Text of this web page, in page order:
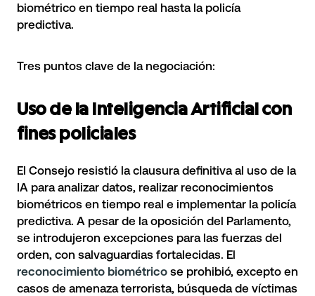
biométrico en tiempo real hasta la policía
predictiva.
Tres puntos clave de la negociación:
Uso de la Inteligencia Artificial con
fines policiales
El Consejo resistió la clausura definitiva al uso de la
IA para analizar datos, realizar reconocimientos
biométricos en tiempo real e implementar la policía
predictiva. A pesar de la oposición del Parlamento,
se introdujeron excepciones para las fuerzas del
orden, con salvaguardias fortalecidas. El
reconocimiento biométrico se prohibió, excepto en
casos de amenaza terrorista, búsqueda de víctimas